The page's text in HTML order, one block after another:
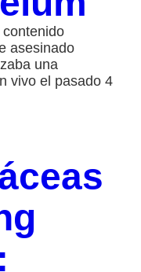
asesinado
una
vivo el pasado 4